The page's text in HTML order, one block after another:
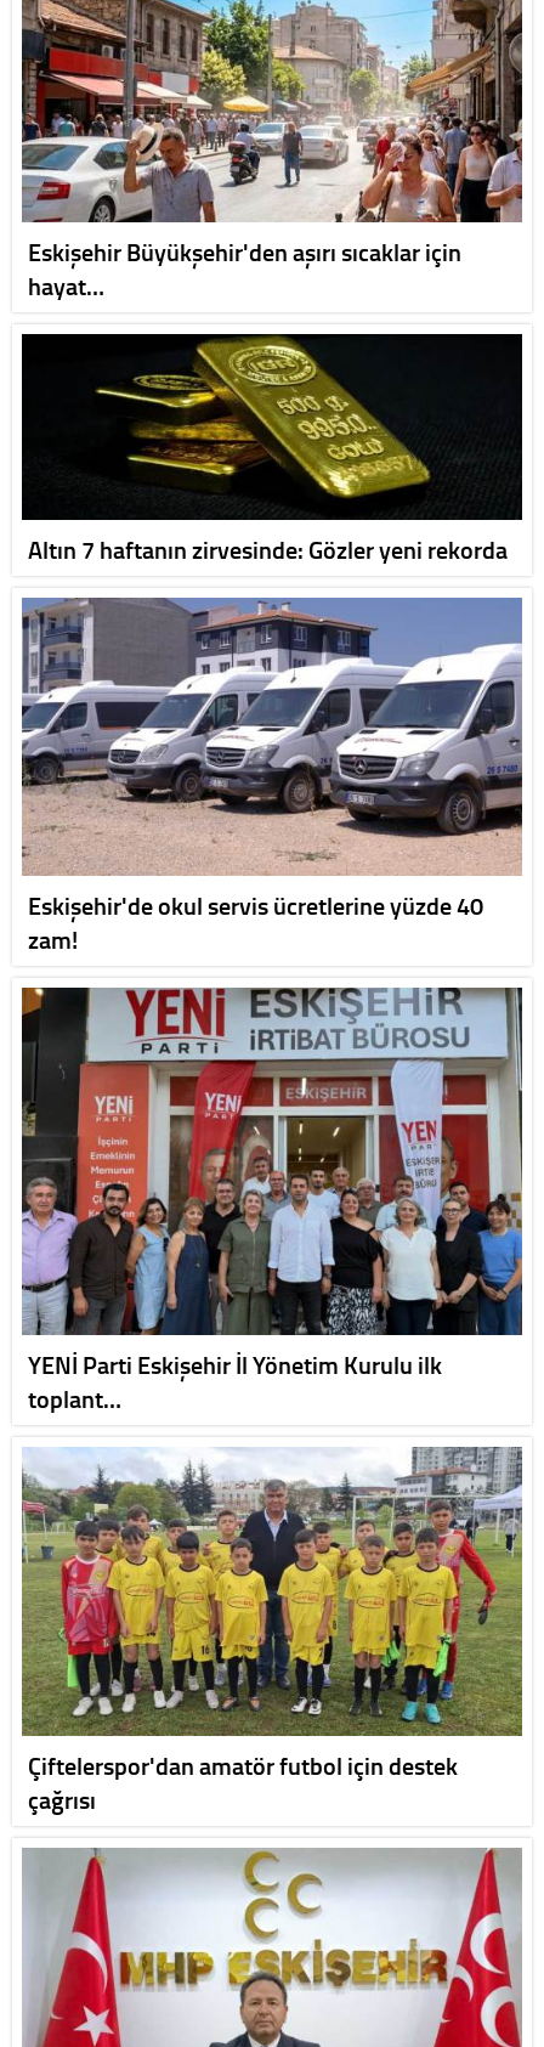
Eskişehir Büyükşehir'den aşırı sıcaklar için
hayat…
Altın 7 haftanın zirvesinde: Gözler yeni rekorda
Eskişehir'de okul servis ücretlerine yüzde 40
zam!
YENİ Parti Eskişehir İl Yönetim Kurulu ilk
toplant…
Çiftelerspor'dan amatör futbol için destek
çağrısı